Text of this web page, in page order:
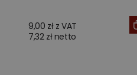
9,00 zł z VAT
7,32 zł netto